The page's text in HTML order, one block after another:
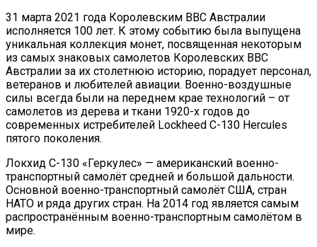
31 марта 2021 года Королевским ВВС Австралии
исполняется 100 лет. К этому событию была выпущена
уникальная коллекция монет, посвященная некоторым
из самых знаковых самолетов Королевских ВВС
Австралии за их столетнюю историю, порадует персонал,
ветеранов и любителей авиации. Военно-воздушные
силы всегда были на переднем крае технологий – от
самолетов из дерева и ткани 1920-х годов до
современных истребителей Lockheed C-130 Hercules
пятого поколения.
Локхид C-130 «Геркулес» — американский военно-
транспортный самолёт средней и большой дальности.
Основной военно-транспортный самолёт США, стран
НАТО и ряда других стран. На 2014 год является самым
распространённым военно-транспортным самолётом в
мире.